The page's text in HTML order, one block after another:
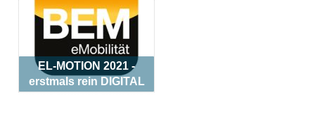
EL-MOTION 2021 -
erstmals rein DIGITAL